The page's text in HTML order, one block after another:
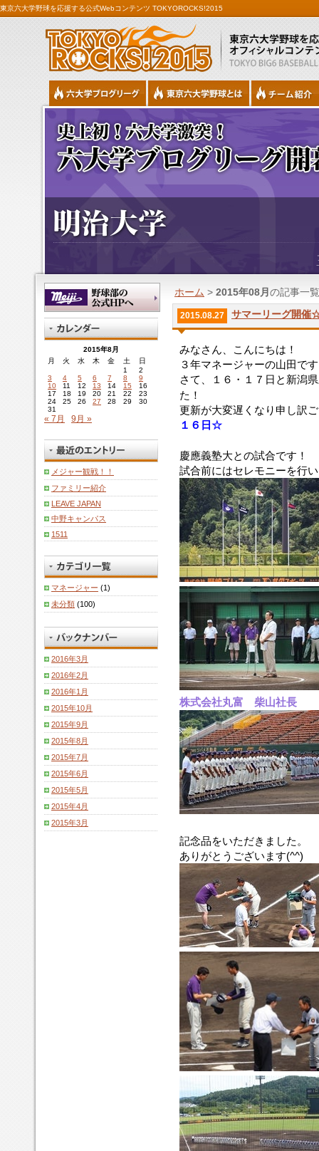
東京六大学野球を応援する公式Webコンテンツ TOKYOROCKS!2015
ホーム > 2015年08月 の記事一覧
2015.08.27 サマーリーグ開催
みなさん、こんにちは！
３年マネージャーの山田で
さて、１６・１７日と新潟
た！
更新が大変遅くなり申し訳
１６日☆
慶應義塾大との試合です！
試合前にはセレモニーを行
株式会社丸富 柴山社長
記念品をいただきました。
ありがとうございます(^^)
2015年8月
月
火 水 木 金 土
日
1
2
3
4 5 6 7 8
9
10
11 12 13 14 15
16
17
18 19 20 21 22
23
24
25 26 27 28 29
30
31
« 7月 9月 »
メジャー観戦！！
ファミリー紹介
LEAVE JAPAN
中野キャンパス
1511
マネージャー (1)
未分類 (100)
2016年3月
2016年2月
2016年1月
2015年10月
2015年9月
2015年8月
2015年7月
2015年6月
2015年5月
2015年4月
2015年3月